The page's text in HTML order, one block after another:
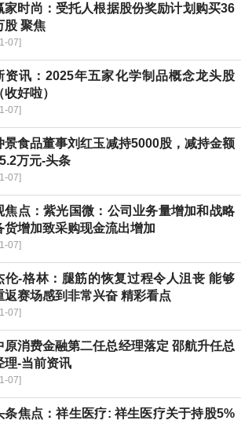
家时尚：受托人根据股份奖励计划购买36
股 聚焦
07]
资讯：2025年五家化学制品概念龙头股
收好啦）
07]
景食品董事刘红玉减持5000股，减持金额
万元-头条
07]
焦点：紫光国微：公司业务量增加和战略
货增加致采购现金流出增加
07]
伦-格林：腿筋的恢复过程令人沮丧 能够
返赛场感到非常兴奋 精彩看点
07]
原消费金融第二任总经理落定 邵航升任总
理-当前资讯
07]
条焦点：祥生医疗: 祥生医疗关于持股5%